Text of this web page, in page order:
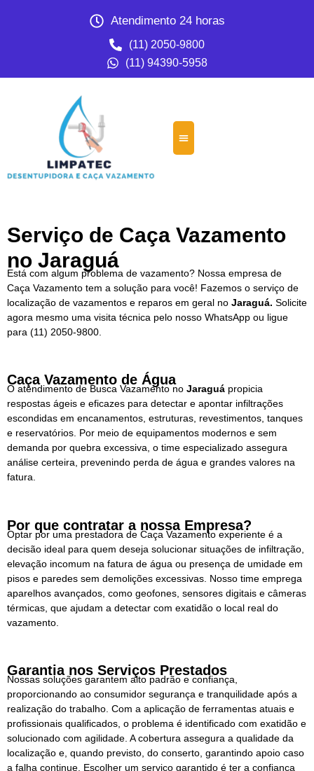
Atendimento 24 horas
(11) 2050-9800
(11) 94390-5958
Serviço de Caça Vazamento
no Jaraguá
Está com algum problema de vazamento? Nossa empresa de
Caça Vazamento tem a solução para você! Fazemos o serviço de
localização de vazamentos e reparos em geral no Jaraguá. Solicite
agora mesmo uma visita técnica pelo nosso WhatsApp ou ligue
para (11) 2050-9800.
Caça Vazamento de Água
O atendimento de Busca Vazamento no Jaraguá propicia
respostas ágeis e eficazes para detectar e apontar infiltrações
escondidas em encanamentos, estruturas, revestimentos, tanques
e reservatórios. Por meio de equipamentos modernos e sem
demanda por quebra excessiva, o time especializado assegura
análise certeira, prevenindo perda de água e grandes valores na
fatura.
Por que contratar a nossa Empresa?
Optar por uma prestadora de Caça Vazamento experiente é a
decisão ideal para quem deseja solucionar situações de infiltração,
elevação incomum na fatura de água ou presença de umidade em
pisos e paredes sem demolições excessivas. Nosso time emprega
aparelhos avançados, como geofones, sensores digitais e câmeras
térmicas, que ajudam a detectar com exatidão o local real do
vazamento.
Garantia nos Serviços Prestados
Nossas soluções garantem alto padrão e confiança,
proporcionando ao consumidor segurança e tranquilidade após a
realização do trabalho. Com a aplicação de ferramentas atuais e
profissionais qualificados, o problema é identificado com exatidão e
solucionado com agilidade. A cobertura assegura a qualidade da
localização e, quando previsto, do conserto, garantindo apoio caso
a falha continue. Escolher um serviço garantido é ter a confiança